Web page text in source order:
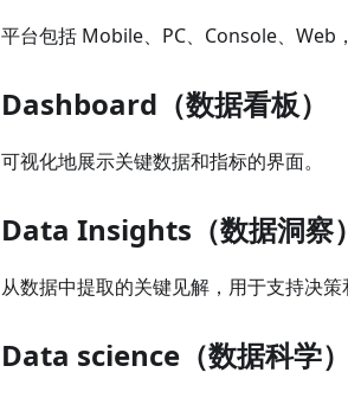
平台包括 Mobile、PC、Console、Web
Dashboard（数据看板）
可视化地展示关键数据和指标的界面。
Data Insights（数据洞察）
从数据中提取的关键见解，用于支持决策
Data science（数据科学）